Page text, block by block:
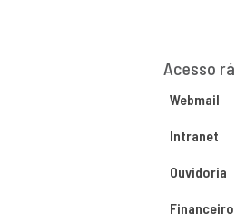
Acesso
Webmail
Intranet
Ouvidoria
Financeiro